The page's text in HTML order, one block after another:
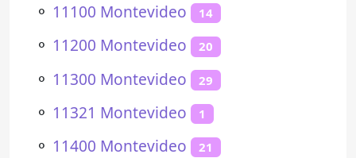
⚬ 11100 Montevideo 14
⚬ 11200 Montevideo 20
⚬ 11300 Montevideo 29
⚬ 11321 Montevideo 1
⚬ 11400 Montevideo 21